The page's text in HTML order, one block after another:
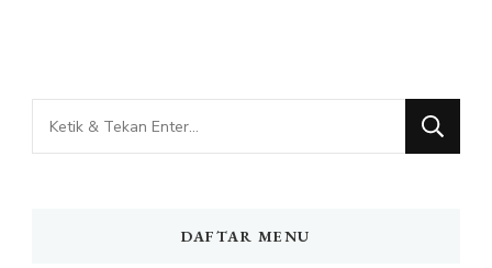
Mencari
Sesuatu?
DAFTAR MENU